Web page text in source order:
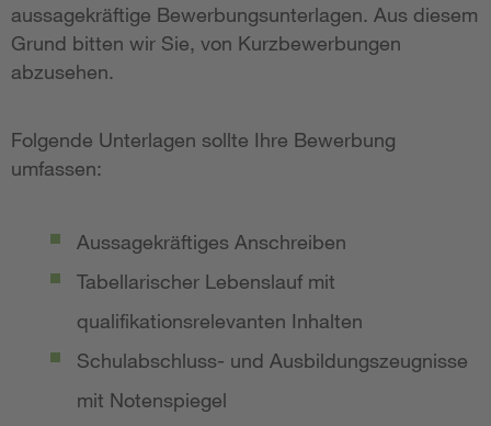
aussagekräftige Bewerbungsunterlagen. Aus diesem
Grund bitten wir Sie, von Kurzbewerbungen
abzusehen.
Folgende Unterlagen sollte Ihre Bewerbung
umfassen:
Aussagekräftiges Anschreiben
Tabellarischer Lebenslauf mit
qualifikationsrelevanten Inhalten
Schulabschluss- und Ausbildungszeugnisse
mit Notenspiegel